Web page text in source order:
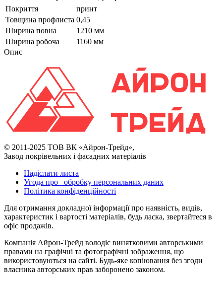
Покриття
принт
Товщина профлиста 0,45
Ширина повна
1210 мм
Ширина робоча
1160 мм
Опис
© 2011-2025 ТОВ ВК «Айрон-Трейд»,
Завод покрівельних і фасадних матеріалів
Надіслати листа
Угода про обробку персональних даних
Політика конфіденційності
Для отримання докладної інформації про наявність, видів,
характеристик і вартості матеріалів, будь ласка, звертайтеся в
офіс продажів.
Компанія Айрон-Трейд володіє винятковими авторськими
правами на графічні та фотографічні зображення, що
використовуються на сайті. Будь-яке копіювання без згоди
власника авторських прав заборонено законом.